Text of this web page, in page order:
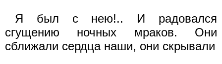
Я был с нею!.. И радовался
сгущению ночных мраков. Они
сближали сердца наши, они скрывали